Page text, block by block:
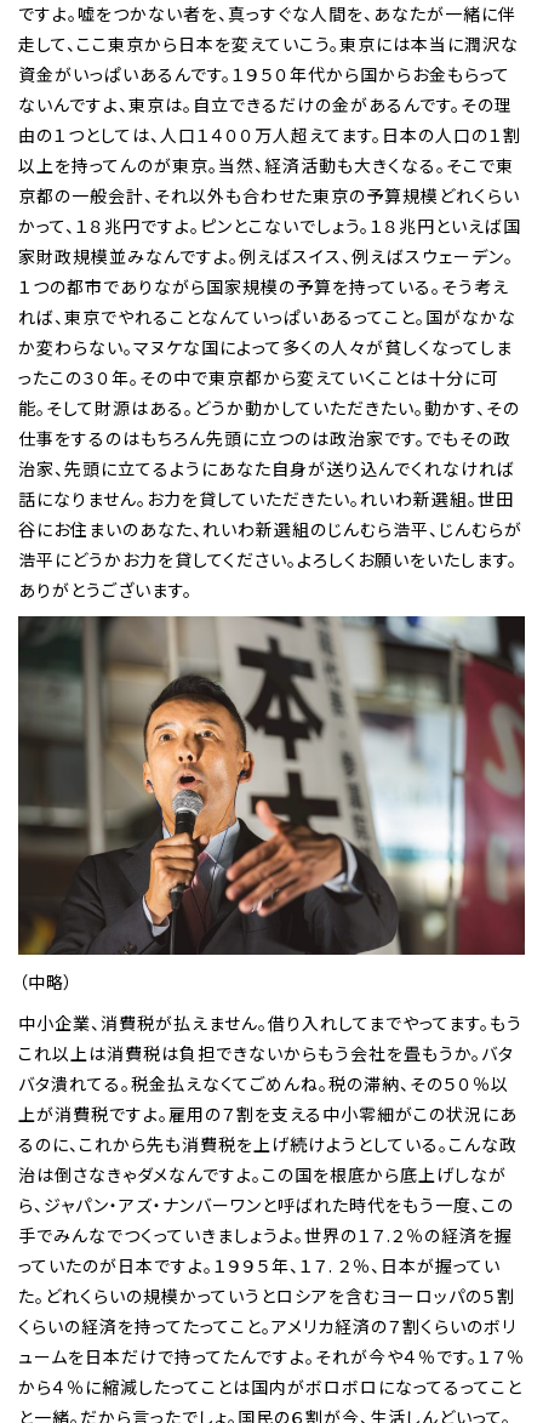
ですよ。嘘をつかない者を、真っすぐな人間を、あなたが一緒に伴
走して、ここ東京から日本を変えていこう。東京には本当に潤沢な
資金がいっぱいあるんです。１９５０年代から国からお金もらって
ないんですよ、東京は。自立できるだけの金があるんです。その理
由の１つとしては、人口１４００万人超えてます。日本の人口の１割
以上を持ってんのが東京。当然、経済活動も大きくなる。そこで東
京都の一般会計、それ以外も合わせた東京の予算規模どれくらい
かって、１８兆円ですよ。ピンとこないでしょう。１８兆円といえば国
家財政規模並みなんですよ。例えばスイス、例えばスウェーデン。
１つの都市でありながら国家規模の予算を持っている。そう考え
れば、東京でやれることなんていっぱいあるってこと。国がなかな
か変わらない。マヌケな国によって多くの人々が貧しくなってしま
ったこの３０年。その中で東京都から変えていくことは十分に可
能。そして財源はある。どうか動かしていただきたい。動かす、その
仕事をするのはもちろん先頭に立つのは政治家です。でもその政
治家、先頭に立てるようにあなた自身が送り込んでくれなければ
話になりません。お力を貸していただきたい。れいわ新選組。世田
谷にお住まいのあなた、れいわ新選組のじんむら浩平、じんむらが
浩平にどうかお力を貸してください。よろしくお願いをいたします。
ありがとうございます。
（中略）
中小企業、消費税が払えません。借り入れしてまでやってます。もう
これ以上は消費税は負担できないからもう会社を畳もうか。バタ
バタ潰れてる。税金払えなくてごめんね。税の滞納、その５０％以
上が消費税ですよ。雇用の７割を支える中小零細がこの状況にあ
るのに、これから先も消費税を上げ続けようとしている。こんな政
治は倒さなきゃダメなんですよ。この国を根底から底上げしなが
ら、ジャパン・アズ・ナンバーワンと呼ばれた時代をもう一度、この
手でみんなでつくっていきましょうよ。世界の１７.２％の経済を握
っていたのが日本ですよ。１９９５年、１７. ２％、日本が握ってい
た。どれくらいの規模かっていうとロシアを含むヨーロッパの５割
くらいの経済を持ってたってこと。アメリカ経済の７割くらいのボリ
ュームを日本だけで持ってたんですよ。それが今や４％です。１７％
から４％に縮減したってことは国内がボロボロになってるってこと
と一緒。だから言ったでしょ。国民の６割が今、生活しんどいって。